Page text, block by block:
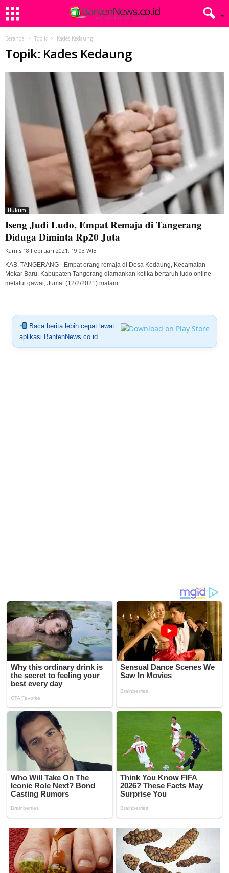
Beranda Topik Kades Kedaung
Topik: Kades Kedaung
Hukum
Iseng Judi Ludo, Empat Remaja di Tangerang
Diduga Diminta Rp20 Juta
Kamis 18 Februari 2021, 19:03 WIB
KAB. TANGERANG - Empat orang remaja di Desa Kedaung, Kecamatan
Mekar Baru, Kabupaten Tangerang diamankan ketika bertaruh ludo online
melalui gawai, Jumat (12/2/2021) malam....
Baca berita lebih cepat lewat
aplikasi BantenNews.co.id